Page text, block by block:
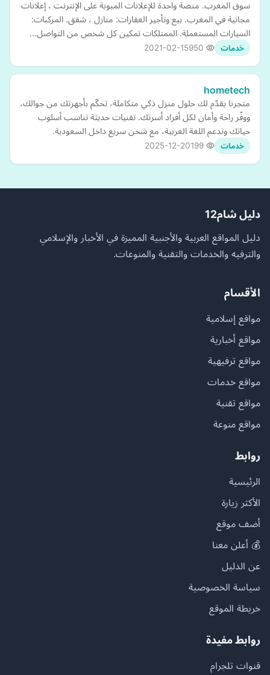
سوق المغرب. منصة واحدة للإعلانات المبوبة على الإنترنت ، إعلانات
مجانية في المغرب. بيع وتأجير العقارات: منازل ، شقق. المركبات:
السيارات المستعملة. الممتلكات تمكين كل شخص من التواصل…
خدمات 2021-02-15
hometech
متجرنا يقدّم لك حلول منزل ذكي متكاملة، تحكّم بأجهزتك من جوالك،
ووفّر راحة وأمان لكل أفراد أسرتك. تقنيات حديثة تناسب أسلوب
حياتك وتدعم اللغة العربية، مع شحن سريع داخل السعودية.
خدمات 2025-12-20
دليل شام12
دليل المواقع العربية والأجنبية المميزة في الأخبار والإسلامي
والترفيه والخدمات والتقنية والمنوعات.
الأقسام
مواقع إسلامية
مواقع أخبارية
مواقع ترفيهية
مواقع خدمات
مواقع تقنية
مواقع منوعة
روابط
الرئيسية
الأكثر زيارة
أضف موقع
💰 أعلن معنا
عن الدليل
سياسة الخصوصية
خريطة الموقع
روابط مفيدة
قنوات تلجرام